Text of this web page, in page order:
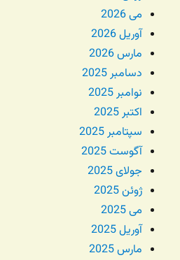
می 2026
آوریل 2026
مارس 2026
دسامبر 2025
نوامبر 2025
اکتبر 2025
سپتامبر 2025
آگوست 2025
جولای 2025
ژوئن 2025
می 2025
آوریل 2025
مارس 2025